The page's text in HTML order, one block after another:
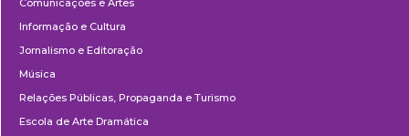
Informação e Cultura
Jornalismo e Editoração
Música
Relações Públicas, Propaganda e Turismo
Escola de Arte Dramática